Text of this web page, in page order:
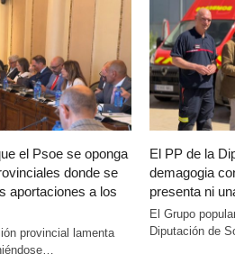
el Psoe se oponga
donde se
aportaciones a los
provincial lamenta
El PP de la
demagogia
presenta ni
El Grupo
Diputación de